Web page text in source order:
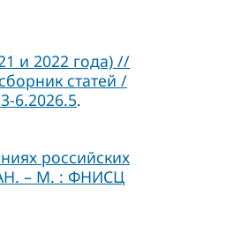
и 2022 года) //
статей /
6.2026.5.
российских
– М. : ФНИСЦ